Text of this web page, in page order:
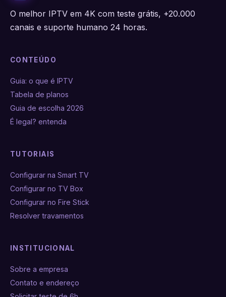
O melhor IPTV em 4K com teste grátis, +20.000
canais e suporte humano 24 horas.
CONTEÚDO
Guia: o que é IPTV
Tabela de planos
Guia de escolha 2026
É legal? entenda
TUTORIAIS
Configurar na Smart TV
Configurar no TV Box
Configurar no Fire Stick
Resolver travamentos
INSTITUCIONAL
Sobre a empresa
Contato e endereço